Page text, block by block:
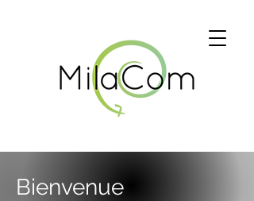
Bienvenue